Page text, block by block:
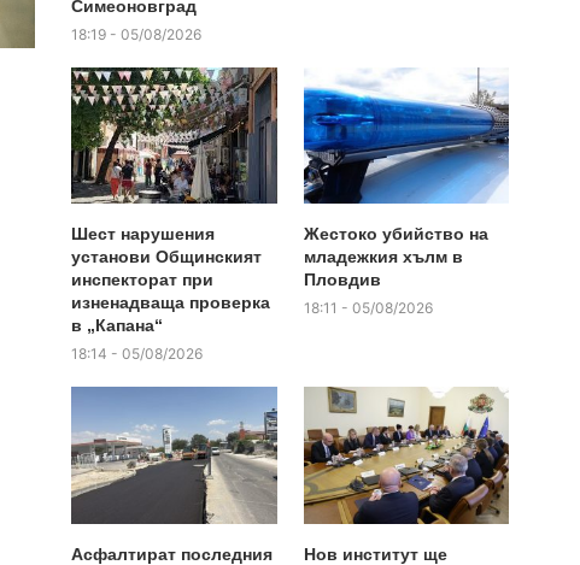
Симеоновград
18:19 - 05/08/2026
Шест нарушения
установи Общинският
инспекторат при
изненадваща проверка
в „Капана“
18:14 - 05/08/2026
Жестоко убийство на
младежкия хълм в
Пловдив
18:11 - 05/08/2026
Асфалтират последния
Нов институт ще